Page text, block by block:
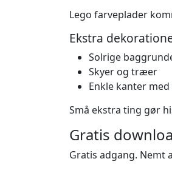
Lego farveplader
Ekstra
Solrige
Skyer og træer
Enkle kanter
Små ekstra ting gør
Gratis
Gratis adgang. Nemt